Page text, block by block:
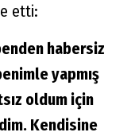
etti:
habersiz
yapmış
oldum için
Kendisine